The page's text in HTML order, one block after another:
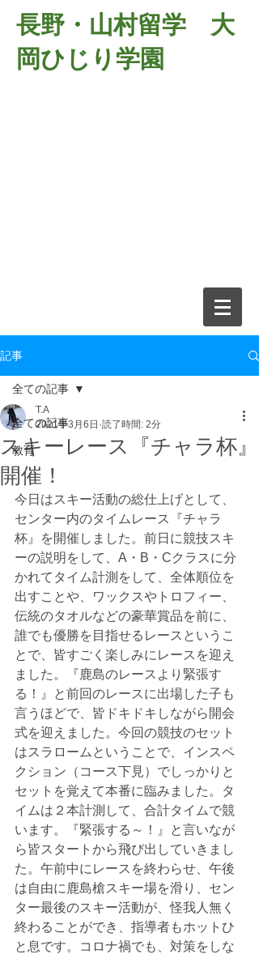
長野・山村留学 大
岡ひじり学園
記事
全ての記事
教育
全ての記事
スキーレース『チャラ杯』
開催！
T.A
2021年3月6日 読了時間: 2分
今日はスキー活動の総仕上げとして、
センター内のタイムレース『チャラ
杯』を開催しました。前日に競技スキ
ーの説明をして、A・B・Cクラスに分
かれてタイム計測をして、全体順位を
出すことや、ワックスやトロフィー、
伝統のタオルなどの豪華賞品を前に、
誰でも優勝を目指せるレースというこ
とで、皆すごく楽しみにレースを迎え
ました。『鹿島のレースより緊張す
る！』と前回のレースに出場した子も
言うほどで、皆ドキドキしながら開会
式を迎えました。今回の競技のセット
はスラロームということで、インスペ
クション（コース下見）でしっかりと
セットを覚えて本番に臨みました。タ
イムは２本計測して、合計タイムで競
います。『緊張する～！』と言いなが
ら皆スタートから飛び出していきまし
た。午前中にレースを終わらせ、午後
は自由に鹿島槍スキー場を滑り、セン
ター最後のスキー活動が、怪我人無く
終わることができ、指導者もホットひ
と息です。コロナ禍でも、対策をしな